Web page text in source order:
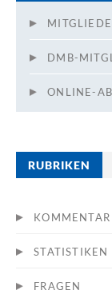
DMB-
ONLINE-
RUBRIKEN
KOMMENTAR
STATISTIKEN
FRAGEN